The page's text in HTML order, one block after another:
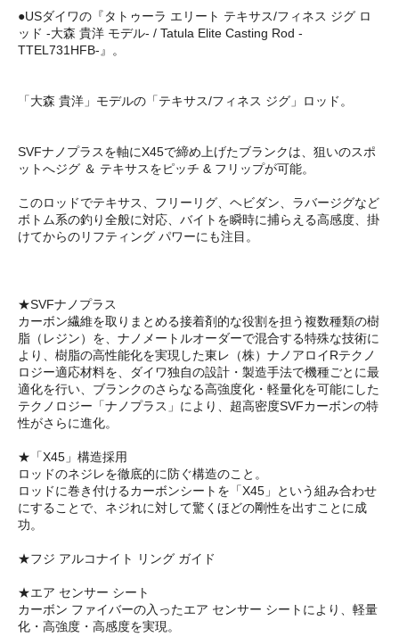
●USダイワの『タトゥーラ エリート テキサス/フィネス ジグ ロ
ッド -大森 貴洋 モデル- / Tatula Elite Casting Rod -
TTEL731HFB-』。
「大森 貴洋」モデルの「テキサス/フィネス ジグ」ロッド。
SVFナノプラスを軸にX45で締め上げたブランクは、狙いのスポ
ットへジグ ＆ テキサスをピッチ & フリップが可能。
このロッドでテキサス、フリーリグ、ヘビダン、ラバージグなど
ボトム系の釣り全般に対応、バイトを瞬時に捕らえる高感度、掛
けてからのリフティング パワーにも注目。
★SVFナノプラス
カーボン繊維を取りまとめる接着剤的な役割を担う複数種類の樹
脂（レジン）を、ナノメートルオーダーで混合する特殊な技術に
より、樹脂の高性能化を実現した東レ（株）ナノアロイRテクノ
ロジー適応材料を、ダイワ独自の設計・製造手法で機種ごとに最
適化を行い、ブランクのさらなる高強度化・軽量化を可能にした
テクノロジー「ナノプラス」により、超高密度SVFカーボンの特
性がさらに進化。
★「X45」構造採用
ロッドのネジレを徹底的に防ぐ構造のこと。
ロッドに巻き付けるカーボンシートを「X45」という組み合わせ
にすることで、ネジれに対して驚くほどの剛性を出すことに成
功。
★フジ アルコナイト リング ガイド
★エア センサー シート
カーボン ファイバーの入ったエア センサー シートにより、軽量
化・高強度・高感度を実現。